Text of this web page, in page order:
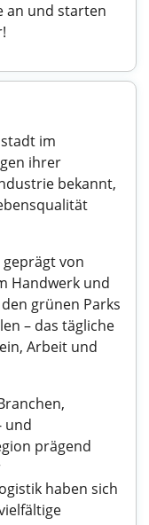
an und starten
im
ihrer
bekannt,
von
Handwerk und
grünen Parks
– das tägliche
Arbeit und
und
prägend
haben sich